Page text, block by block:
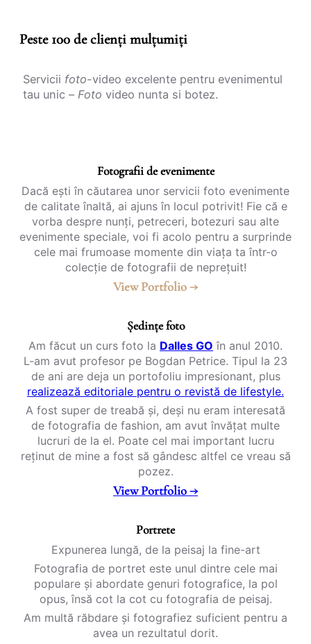
Peste 100 de clienți mulțumiți
Servicii foto-video excelente pentru evenimentul
tau unic – Foto video nunta si botez.
Fotografii de evenimente
Dacă ești în căutarea unor servicii foto evenimente
de calitate înaltă, ai ajuns în locul potrivit! Fie că e
vorba despre nunți, petreceri, botezuri sau alte
evenimente speciale, voi fi acolo pentru a surprinde
cele mai frumoase momente din viața ta într-o
colecție de fotografii de neprețuit!
View Portfolio →
Ședințe foto
Am făcut un curs foto la Dalles GO în anul 2010.
L-am avut profesor pe Bogdan Petrice. Tipul la 23
de ani are deja un portofoliu impresionant, plus
realizează editoriale pentru o revistă de lifestyle.
A fost super de treabă și, deși nu eram interesată
de fotografia de fashion, am avut învățat multe
lucruri de la el. Poate cel mai important lucru
reținut de mine a fost să gândesc altfel ce vreau să
pozez.
View Portfolio →
Portrete
Expunerea lungă, de la peisaj la fine-art
Fotografia de portret este unul dintre cele mai
populare și abordate genuri fotografice, la pol
opus, însă cot la cot cu fotografia de peisaj.
Am multă răbdare și fotografiez suficient pentru a
avea un rezultatul dorit.